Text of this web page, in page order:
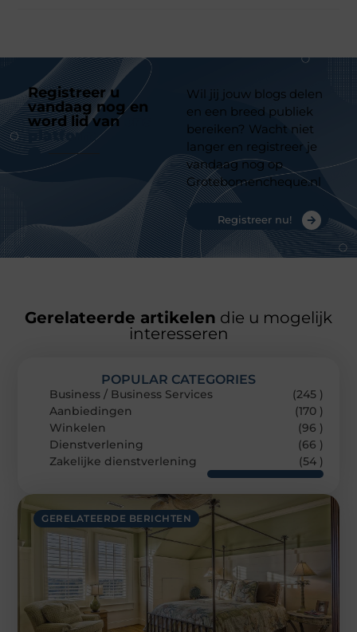
Registreer u
vandaag nog en
word lid van
platform
Wil jij jouw blogs delen
en een breed publiek
bereiken? Wacht niet
langer en registreer je
vandaag nog op
Grotebomencheque.nl
Registreer nu!
Gerelateerde artikelen die u mogelijk
interesseren
GERELATEERDE BERICHTEN
POPULAR CATEGORIES
Business / Business Services
(245 )
Aanbiedingen
(170 )
Winkelen
(96 )
Dienstverlening
(66 )
Zakelijke dienstverlening
(54 )